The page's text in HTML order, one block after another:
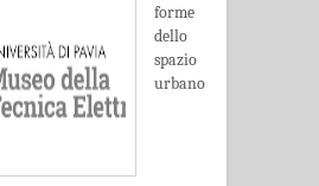
forme
dello
spazio
urbano